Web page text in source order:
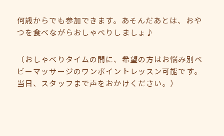
何歳からでも参加できます。あそんだあとは、おや
つを食べながらおしゃべりしましょ♪
（おしゃべりタイムの間に、希望の方はお悩み別ベ
ビーマッサージのワンポイントレッスン可能です。
当日、スタッフまで声をおかけください。）